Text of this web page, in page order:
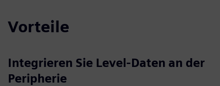
Vorteile
Integrieren Sie Level-Daten an der
Peripherie